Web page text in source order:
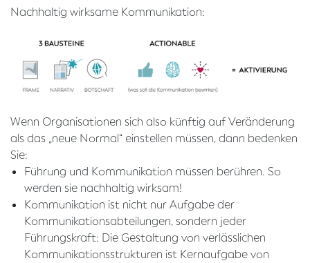
Nachhaltig wirksame Kommunikation:
Wenn Organisationen sich also künftig auf Veränderung
als das „neue Normal“ einstellen müssen, dann bedenken
Sie:
Führung und Kommunikation müssen berühren. So
werden sie nachhaltig wirksam!
Kommunikation ist nicht nur Aufgabe der
Kommunikationsabteilungen, sondern jeder
Führungskraft: Die Gestaltung von verlässlichen
Kommunikationsstrukturen ist Kernaufgabe von